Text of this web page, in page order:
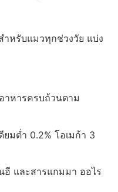
ำหรับแมวทุกช่วงวัย แบ่ง
าหารครบถ้วนตาม
มต่ำ 0.2% โอเมก้า 3
อี และสารแกมมา ออไร